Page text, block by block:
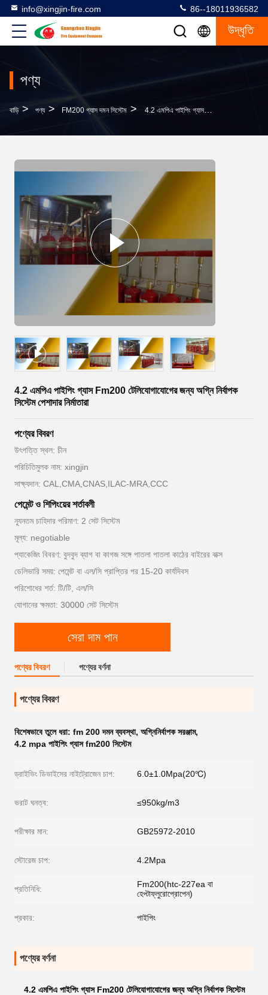
info@xingjin-fire.com 86--18011936582
উদ্ধৃতি
পণ্য
বাড়ি > পণ্য > FM200 গ্যাস দমন সিস্টেম > 4.2 এমপিএ পাইপিং গ্যাস Fm200 টেলিযোগাযোগের জন্য অগ্নি নির্বাপক সিস্টেম পেশাদার নির্মাতারা
4.2 এমপিএ পাইপিং গ্যাস Fm200 টেলিযোগাযোগের জন্য অগ্নি নির্বাপক
সিস্টেম পেশাদার নির্মাতারা
পণ্যের বিবরণ
উৎপত্তি স্থল: চীন
পরিচিতিমুলক নাম: xingjin
সাক্ষ্যদান: CAL,CMA,CNAS,ILAC-MRA,CCC
পেমেন্ট ও শিপিংয়ের শর্তাবলী
ন্যূনতম চাহিদার পরিমাণ: 2 সেট সিস্টেম
মূল্য: negotiable
প্যাকেজিং বিবরণ: বুদবুদ ব্যাগ বা কাগজ সঙ্গে পাতলা পাতলা কাঠের বাইরের বাক্স
ডেলিভারি সময়: পেমেন্ট বা এল/সি প্রাপ্তির পর 15-20 কার্যদিবস
পরিশোধের শর্ত: টি/টি, এল/সি
যোগানের ক্ষমতা: 30000 সেট সিস্টেম
সেরা দাম পান
পণ্যের বিবরণ পণ্যের বর্ণনা
পণ্যের বিবরণ
বিশেষভাবে তুলে ধরা: fm 200 দমন ব্যবস্থা, অগ্নিনির্বাপক সরঞ্জাম,
4.2 mpa পাইপিং গ্যাস fm200 সিস্টেম
ড্রাইভিং ডিভাইসের নাইট্রোজেন চাপ: 6.0±1.0Mpa(20℃)
ভরাট ঘনত্ব: ≤950kg/m3
পরীক্ষার মান: GB25972-2010
স্টোরেজ চাপ: 4.2Mpa
প্রতিনিধি:
Fm200(htc-227ea বা
হেপ্টাফ্লুরোপ্রোপেন)
প্রকার: পাইপিং
পণ্যের বর্ণনা
4.2 এমপিএ পাইপিং গ্যাস Fm200 টেলিযোগাযোগের জন্য অগ্নি নির্বাপক সিস্টেম